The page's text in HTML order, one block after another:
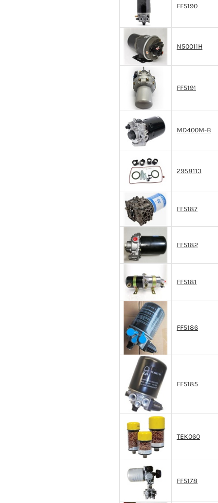
FF5190
N50011H
FF5191
MD400M-B
2958113
FF5187
FF5182
FF5181
FF5186
FF5185
TEK060
FF5178